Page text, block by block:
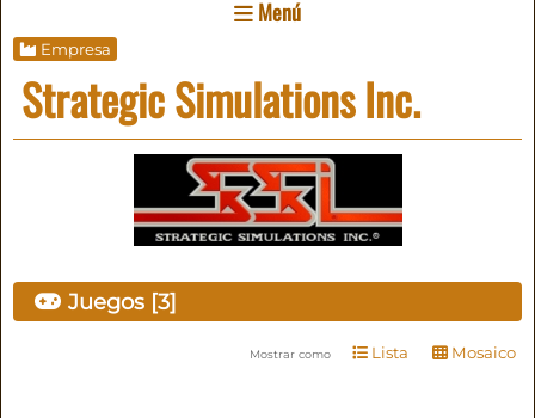
Menú
Empresa
Strategic Simulations Inc.
Juegos [3]
Mostrar como Lista Mosaico